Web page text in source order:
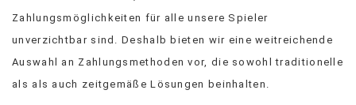
Zahlungsmöglichkeiten für alle unsere Spieler
unverzichtbar sind. Deshalb bieten wir eine weitreichende
Auswahl an Zahlungsmethoden vor, die sowohl traditionelle
als als auch zeitgemäße Lösungen beinhalten.